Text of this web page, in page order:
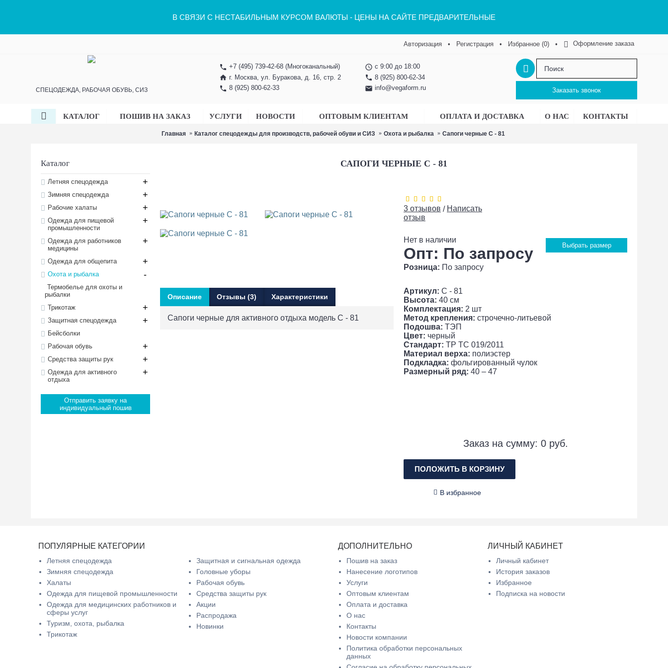
В СВЯЗИ С НЕСТАБИЛЬНЫМ КУРСОМ ВАЛЮТЫ - ЦЕНЫ НА САЙТЕ ПРЕДВАРИТЕЛЬНЫЕ
Авторизация • Регистрация • Избранное (0) • Оформление заказа
СПЕЦОДЕЖДА, РАБОЧАЯ ОБУВЬ, СИЗ
phone +7 (495) 739-42-68(Многоканальный)
home г. Москва, ул. Буракова, д. 16, стр. 2
phone 8 (925) 800-62-33
access_time с 9:00 до 18:00
phone 8 (925) 800-62-34
email info@vegaform.ru Заказать звонок
КАТАЛОГ ПОШИВ НА ЗАКАЗ УСЛУГИ НОВОСТИ ОПТОВЫМ КЛИЕНТАМ ОПЛАТА И ДОСТАВКА О НАС КОНТАКТЫ
Главная Каталог спецодежды для производств, рабочей обуви и СИЗ Охота и рыбалка Сапоги черные С - 81
Каталог
Летняя спецодежда +
Зимняя спецодежда +
Рабочие халаты +
Одежда для пищевой
промышленности
+
Одежда для работников
медицины
+
Одежда для общепита +
Охота и рыбалка -
Термобелье для охоты и
рыбалки
Трикотаж
+
Защитная спецодежда +
Бейсболки
Рабочая обувь
+
Средства защиты рук +
Одежда для активного
отдыха
+
Отправить заявку на
индивидуальный пошив
САПОГИ ЧЕРНЫЕ С - 81
Описание Отзывы (3) Характеристики
Сапоги черные для активного отдыха модель С - 81
3 отзывов / Написать
отзыв
Выбрать размер
Нет в наличии
Опт: По запросу
Розница: По запросу
Артикул: С - 81
Высота: 40 см
Комплектация: 2 шт
Метод крепления: строчечно-литьевой
Подошва: ТЭП
Цвет: черный
Стандарт: ТР ТС 019/2011
Материал верха: полиэстер
Подкладка: фольгированный чулок
Размерный ряд: 40 – 47
Заказ на сумму: 0руб.
ПОЛОЖИТЬ В КОРЗИНУ
В избранное
ПОПУЛЯРНЫЕ КАТЕГОРИИ
Летняя спецодежда
Зимняя спецодежда
Халаты
Одежда для пищевой промышленности
Одежда для медицинских работников и
сферы услуг
Туризм, охота, рыбалка
Трикотаж
Защитная и сигнальная одежда
Головные уборы
Рабочая обувь
Средства защиты рук
Акции
Распродажа
Новинки
ДОПОЛНИТЕЛЬНО
Пошив на заказ
Нанесение логотипов
Услуги
Оптовым клиентам
Оплата и доставка
О нас
Контакты
Новости компании
Политика обработки персональных
данных
ЛИЧНЫЙ КАБИНЕТ
Личный кабинет
История заказов
Избранное
Подписка на новости